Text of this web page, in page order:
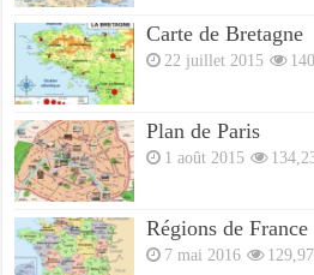
Carte de Bretagne
22 juillet 2015
Plan de Paris
1 août 2015
Régions de France
7 mai 2016